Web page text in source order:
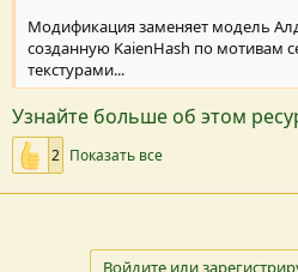
Модификация заменяет модель
созданную KaienHash по мотивам
текстурами...
Узнайте больше об этом
2 Показать все
Войдите или